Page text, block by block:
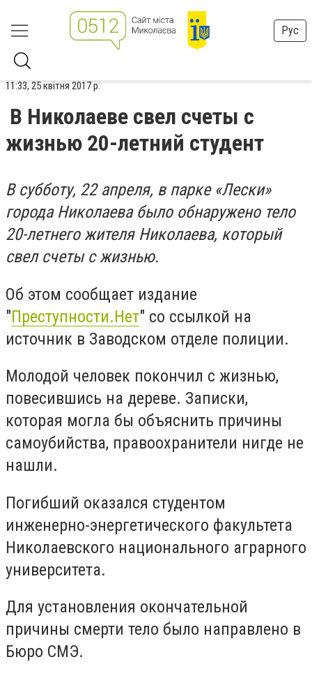
Рус
11:33, 25 квітня 2017 р.
В Николаеве свел счеты с
жизнью 20-летний студент
В субботу, 22 апреля, в парке «Лески»
города Николаева было обнаружено тело
20-летнего жителя Николаева, который
свел счеты с жизнью.
Об этом сообщает издание
"Преступности.Нет" со ссылкой на
источник в Заводском отделе полиции.
Молодой человек покончил с жизнью,
повесившись на дереве. Записки,
которая могла бы объяснить причины
самоубийства, правоохранители нигде не
нашли.
Погибший оказался студентом
инженерно-энергетического факультета
Николаевского национального аграрного
университета.
Для установления окончательной
причины смерти тело было направлено в
Бюро СМЭ.